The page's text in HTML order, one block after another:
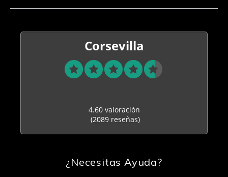
Corsevilla
4.60 valoración
(2089 reseñas)
¿Necesitas Ayuda?